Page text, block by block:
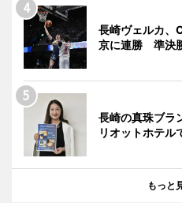
長崎ヴェルカ、
京に連勝 準決
長崎の真珠ブ
リオットホテル
もっと